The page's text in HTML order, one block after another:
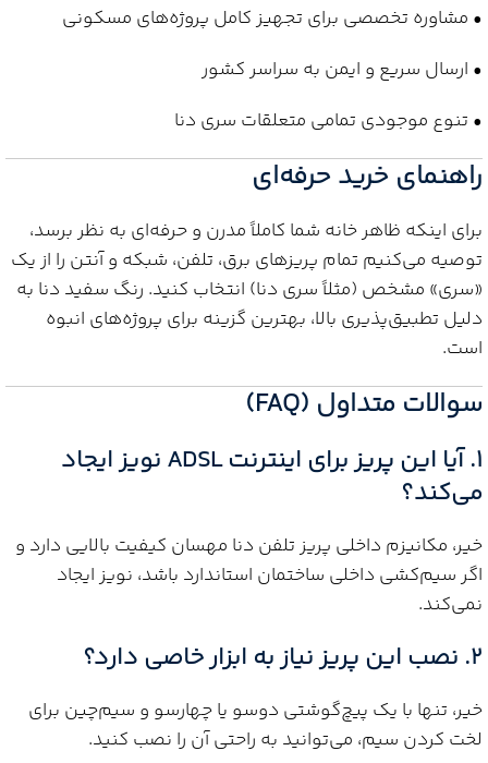
• مشاوره تخصصی برای تجهیز کامل پروژه‌های مسکونی
• ارسال سریع و ایمن به سراسر کشور
• تنوع موجودی تمامی متعلقات سری دنا
راهنمای خرید حرفه‌ای
برای اینکه ظاهر خانه شما کاملاً مدرن و حرفه‌ای به نظر برسد،
توصیه می‌کنیم تمام پریزهای برق، تلفن، شبکه و آنتن را از یک
«سری» مشخص (مثلاً سری دنا) انتخاب کنید. رنگ سفید دنا به
دلیل تطبیق‌پذیری بالا، بهترین گزینه برای پروژه‌های انبوه
است.
سوالات متداول (FAQ)
1. آیا این پریز برای اینترنت ADSL نویز ایجاد
می‌کند؟
خیر، مکانیزم داخلی پریز تلفن دنا مهسان کیفیت بالایی دارد و
اگر سیم‌کشی داخلی ساختمان استاندارد باشد، نویز ایجاد
نمی‌کند.
2. نصب این پریز نیاز به ابزار خاصی دارد؟
خیر، تنها با یک پیچ‌گوشتی دوسو یا چهارسو و سیم‌چین برای
لخت کردن سیم، می‌توانید به راحتی آن را نصب کنید.